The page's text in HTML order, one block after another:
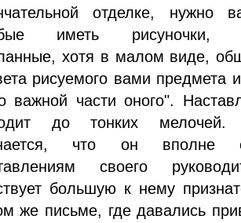
отделке, нужно
иметь рисуночки,
хотя в малом виде,
рисуемого вами предмета
важной части оного".
до тонких мелочей.
что он вполне
своего
большую к нему
же письме, где давались